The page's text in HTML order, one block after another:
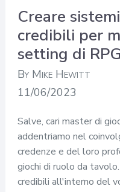
Creare
credibili per
setting di
By Mike Hewitt
11/06/2023
Salve, cari master di
addentriamo nel
credenze e del loro
giochi di ruolo da
credibili all'interno del